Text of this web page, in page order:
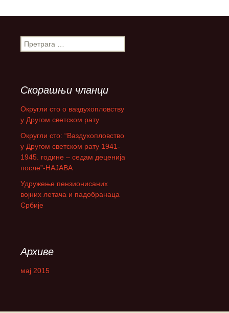
П
р
а
г
а
:
Скорашњи чланци
Округли сто о ваздухопловству
у Другом светском рату
Округли сто: “Ваздухопловство
у Другом светском рату 1941-
1945. године – седам деценија
после”-НАЈАВА
Удружење пензионисаних
војних летача и падобранаца
Србије
Архиве
мај 2015